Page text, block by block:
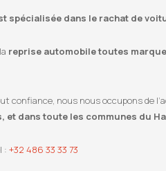
spécialisée dans le rachat de
reprise automobile toutes
confiance, nous nous occupons de
et dans toute les communes du
: +32 486 33 33 73